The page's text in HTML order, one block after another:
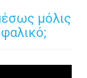
μόλις